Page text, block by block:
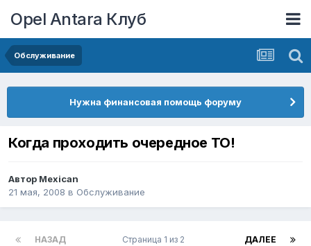
Opel Antara Клуб
Обслуживание
Нужна финансовая помощь форуму
Когда проходить очередное ТО!
Автор Mexican
21 мая, 2008 в Обслуживание
НАЗАД ДАЛЕЕ
Страница 1 из 2